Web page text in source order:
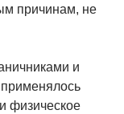
причинам, не
и
физическое